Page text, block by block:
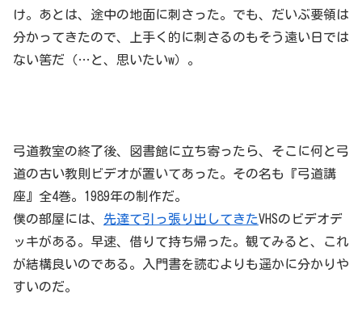
け。あとは、途中の地面に刺さった。でも、だいぶ要領は
分かってきたので、上手く的に刺さるのもそう遠い日では
ない筈だ（…と、思いたいw）。
弓道教室の終了後、図書館に立ち寄ったら、そこに何と弓
道の古い教則ビデオが置いてあった。その名も『弓道講
座』全4巻。1989年の制作だ。
僕の部屋には、 先達て引っ張り出してきたVHSのビデオデ
ッキがある。早速、借りて持ち帰った。観てみると、これ
が結構良いのである。入門書を読むよりも遥かに分かりや
すいのだ。